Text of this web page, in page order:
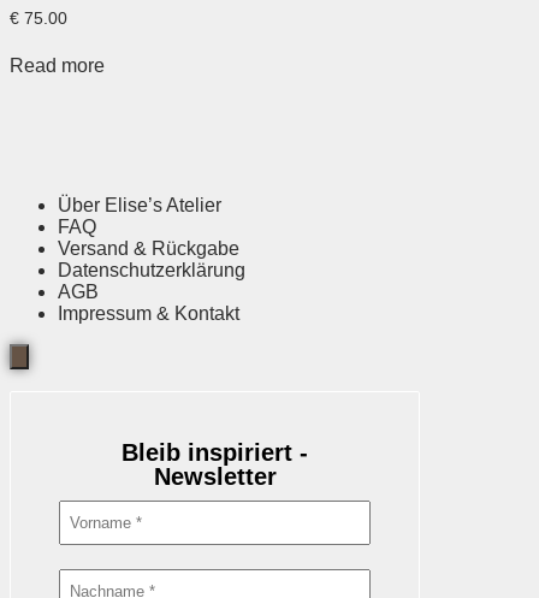
€ 75.00
Read more
Über Elise’s Atelier
FAQ
Versand & Rückgabe
Datenschutzerklärung
AGB
Impressum & Kontakt
Bleib inspiriert -
Newsletter